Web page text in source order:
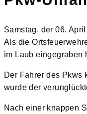
Samstag, der 06.
Als die
im Laub eingegraben
Der Fahrer des Pkws
wurde der
Nach einer knappen